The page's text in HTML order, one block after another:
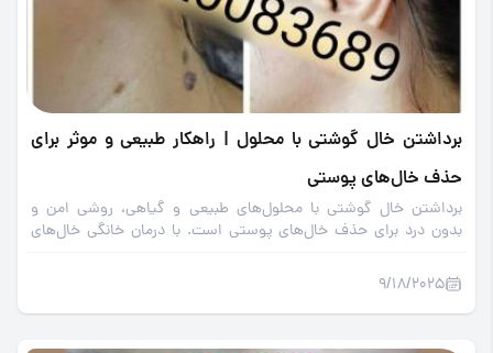
برداشتن خال گوشتی با محلول | راهکار طبیعی و موثر برای
حذف خال‌های پوستی
برداشتن خال گوشتی با محلول‌های طبیعی و گیاهی، روشی امن و
بدون درد برای حذف خال‌های پوستی است. با درمان خانگی خال‌های
گیاهی پوستی زیبا داشته باشید.
9/18/2025